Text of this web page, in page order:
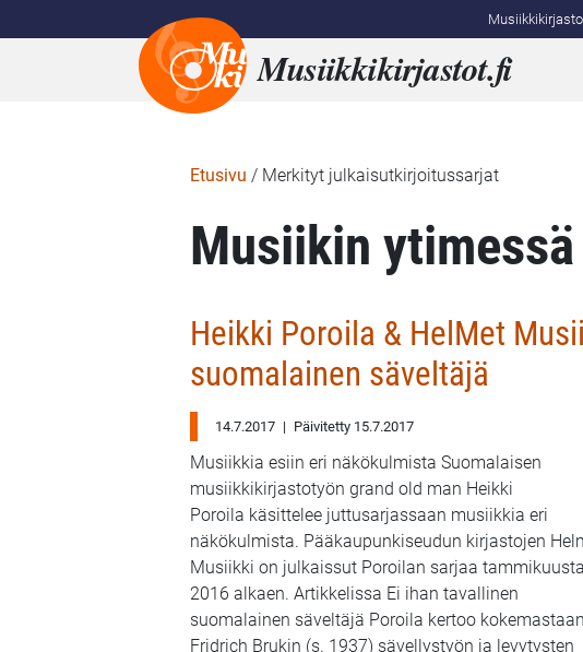
Musiikkikirjastot.fi
Etusivu / Merkityt julkaisutkirjoitussarjat
Musiikin ytimessä
Heikki Poroila & HelMet
suomalainen säveltäjä
14.7.2017 | Päivitetty 15.7.2017
Musiikkia esiin eri näkökulmista Suomalaisen
musiikkikirjastotyön grand old man Heikki
Poroila käsittelee juttusarjassaan musiikkia eri
näkökulmista. Pääkaupunkiseudun kirjastojen
Musiikki on julkaissut Poroilan sarjaa tammikuusta
2016 alkaen. Artikkelissa Ei ihan tavallinen
suomalainen säveltäjä Poroila kertoo kokemastaan
Fridrich Brukin (s. 1937) sävellystyön ja levytysten